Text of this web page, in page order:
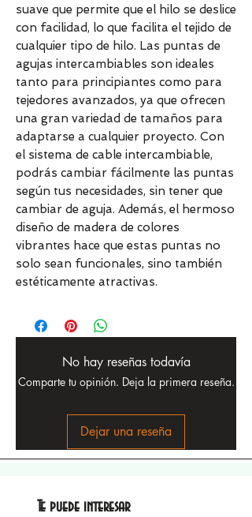
suave que permite que el hilo se deslice
con facilidad, lo que facilita el tejido de
cualquier tipo de hilo. Las puntas de
agujas intercambiables son ideales
tanto para principiantes como para
tejedores avanzados, ya que ofrecen
una gran variedad de tamaños para
adaptarse a cualquier proyecto. Con
el sistema de cable intercambiable,
podrás cambiar fácilmente las puntas
según tus necesidades, sin tener que
cambiar de aguja. Además, el hermoso
diseño de madera de colores
vibrantes hace que estas puntas no
solo sean funcionales, sino también
estéticamente atractivas.
No hay reseñas todavía
Comparte tu opinión. Deja la primera reseña.
Dejar una reseña
Te puede interesar